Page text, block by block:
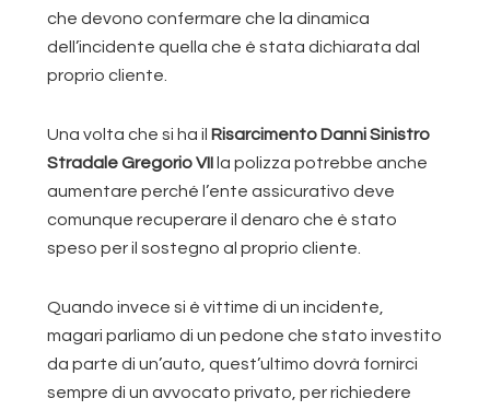
che devono confermare che la dinamica
dell’incidente quella che è stata dichiarata dal
proprio cliente.
Una volta che si ha il Risarcimento Danni Sinistro
Stradale Gregorio VII la polizza potrebbe anche
aumentare perché l’ente assicurativo deve
comunque recuperare il denaro che è stato
speso per il sostegno al proprio cliente.
Quando invece si è vittime di un incidente,
magari parliamo di un pedone che stato investito
da parte di un’auto, quest’ultimo dovrà fornirci
sempre di un avvocato privato, per richiedere